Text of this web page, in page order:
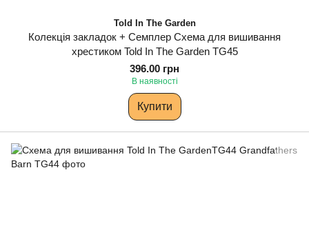
Told In The Garden
Колекція закладок + Семплер Схема для вишивання
хрестиком Told In The Garden TG45
396.00 грн
В наявності
Купити